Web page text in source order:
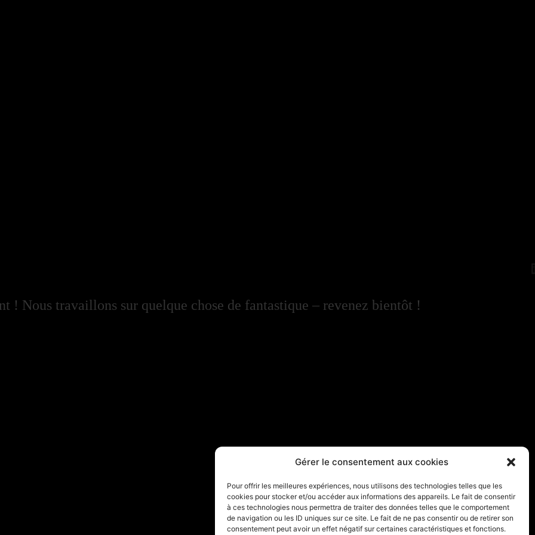
Gérer le consentement aux cookies
Pour offrir les meilleures expériences, nous utilisons des technologies telles que les
cookies pour stocker et/ou accéder aux informations des appareils. Le fait de consentir
à ces technologies nous permettra de traiter des données telles que le comportement
de navigation ou les ID uniques sur ce site. Le fait de ne pas consentir ou de retirer son
consentement peut avoir un effet négatif sur certaines caractéristiques et fonctions.
! Nous travaillons sur quelque chose de fantastique – revenez bientôt !